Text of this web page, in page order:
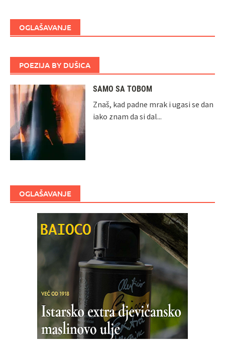
OGLAŠAVANJE
POEZIJA BY DUŠICA
SAMO SA TOBOM
Znaš, kad padne mrak i ugasi se dan
iako znam da si dal...
OGLAŠAVANJE